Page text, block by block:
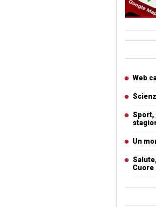
Web
Sport,
Un
Cuore